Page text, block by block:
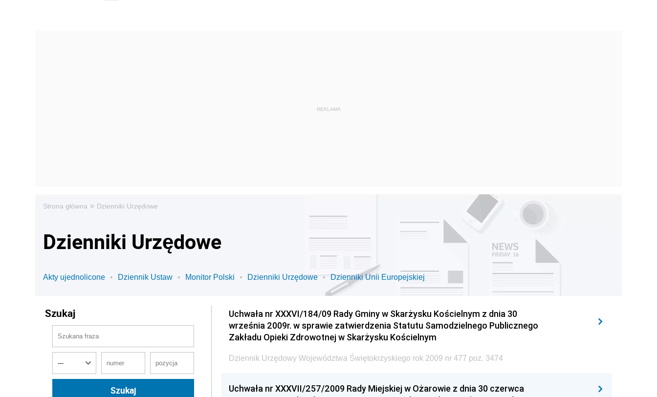
Strona główna » Dzienniki Urzędowe
Dzienniki Urzędowe
Akty ujednolicone Dziennik Ustaw Monitor Polski Dzienniki Urzędowe Dzienniki Unii Europejskiej
Szukaj
Uchwała nr XXXVI/184/09 Rady Gminy w Skarżysku Kościelnym z dnia 30
września 2009r. w sprawie zatwierdzenia Statutu Samodzielnego Publicznego
Zakładu Opieki Zdrowotnej w Skarżysku Kościelnym
Dziennik Urzędowy Województwa Świętokrzyskiego rok 2009 nr 477 poz. 3474
Uchwała nr XXXVII/257/2009 Rady Miejskiej w Ożarowie z dnia 30 czerwca